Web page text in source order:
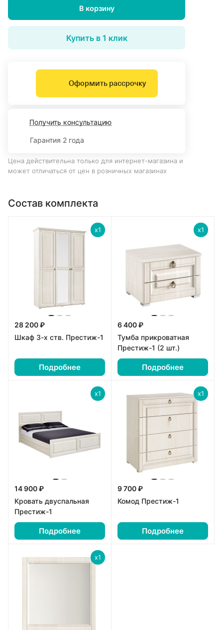
В корзину
Купить в 1 клик
Оформить рассрочку
Получить консультацию
Гарантия 2 года
Цена действительна только для интернет-магазина и
может отличаться от цен в розничных магазинах
Состав комплекта
x1
28 200 ₽
Шкаф 3-х ств. Престиж-1
Подробнее
x1
6 400 ₽
Тумба прикроватная
Престиж-1 (2 шт.)
Подробнее
x1
14 900 ₽
Кровать двуспальная
Престиж-1
Подробнее
x1
9 700 ₽
Комод Престиж-1
Подробнее
x1